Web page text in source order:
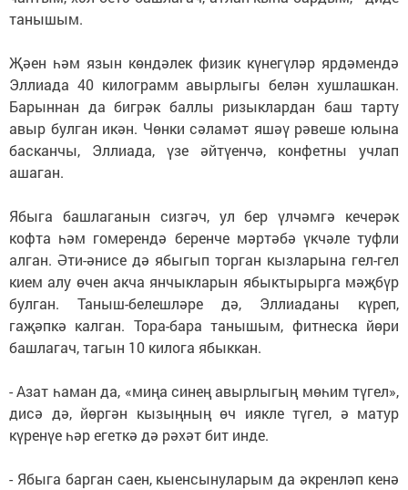
танышым.
Җәен һәм язын көндәлек физик күнегүләр ярдәмендә
Эллиада 40 килограмм авырлыгы белән хушлашкан.
Барыннан да бигрәк баллы ризыклардан баш тарту
авыр булган икән. Чөнки сәламәт яшәү рәвеше юлына
басканчы, Эллиада, үзе әйтүенчә, конфетны учлап
ашаган.
Ябыга башлаганын сизгәч, ул бер үлчәмгә кечерәк
кофта һәм гомерендә беренче мәртәбә үкчәле туфли
алган. Әти-әнисе дә ябыгып торган кызларына гел-гел
кием алу өчен акча янчыкларын ябыктырырга мәҗбүр
булган. Таныш-белешләре дә, Эллиаданы күреп,
гаҗәпкә калган. Тора-бара танышым, фитнеска йөри
башлагач, тагын 10 килога ябыккан.
- Азат һаман да, «миңа синең авырлыгың мөһим түгел»,
дисә дә, йөргән кызыңның өч иякле түгел, ә матур
күренүе һәр егеткә дә рәхәт бит инде.
- Ябыга барган саен, кыенсынуларым да әкренләп кенә